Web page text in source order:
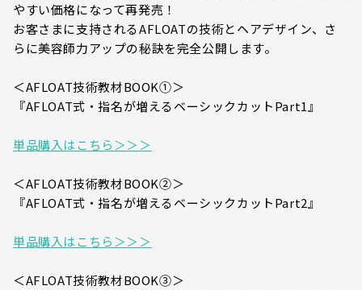
やすい価格になって再発売！
お客さまに支持されるAFLOATの技術とヘアデザイン、さ
らに美容師力アップの秘訣を完全公開します。
＜AFLOAT技術教材BOOK①＞
『AFLOAT式・指名が増えるベーシックカットPart1』
単品購入はこちら＞＞＞
＜AFLOAT技術教材BOOK②＞
『AFLOAT式・指名が増えるベーシックカットPart2』
単品購入はこちら＞＞＞
＜AFLOAT技術教材BOOK③＞